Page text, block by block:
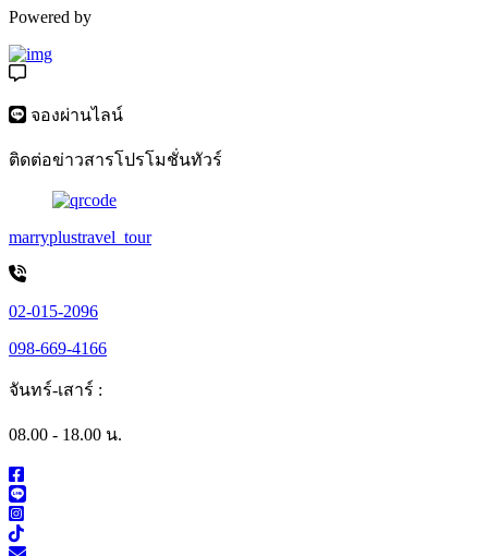
Powered by
จองผ่านไลน์
ติดต่อข่าวสารโปรโมชั่นทัวร์
marryplustravel_tour
02-015-2096
098-669-4166
จันทร์-เสาร์ :
08.00 - 18.00 น.